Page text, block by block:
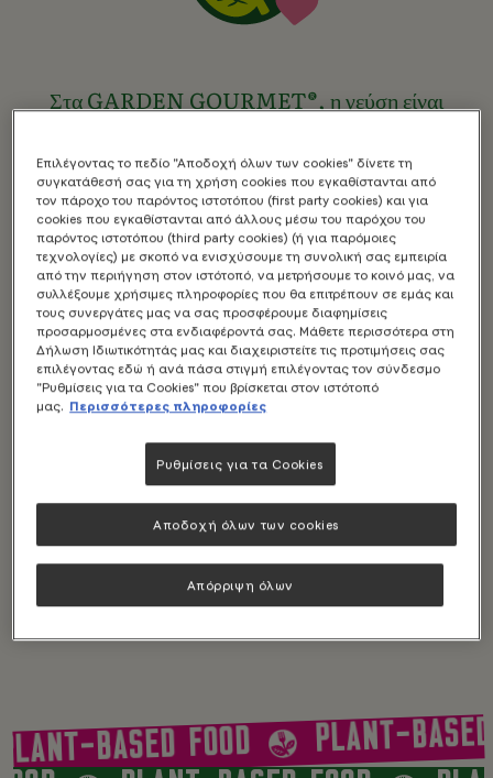
Στα GARDEN GOURMET®, η γεύση είναι
Η αγάπη μας για τα φυτά
γεννήθηκε από έναν κήπο το
1986, με το πάθος μας για
φαγητό βασισμένο σε φυτικά
συστατικά. Από τότε,
χρησιμοποιούμε την αγάπη
μας για τη φύση και το
νόστιμο φαγητό για να
μετατρέψουμε τα φυτά σε
vegan και vegetarian
επιλογές.
Δεν προσπαθούμε να
πείσουμε τους ανθρώπους να
αλλάξουν εντελώς τη
διατροφή τους. Θέλουμε
απλά να τους εμπνεύσουμε
με τα νόστιμα φυτικά
προϊόντα μας και την
BASED FOOD PLANT-BASED
Επιλέγοντας το πεδίο "Αποδοχή όλων των cookies" δίνετε τη
συγκατάθεσή σας για τη χρήση cookies που εγκαθίστανται από
τον πάροχο του παρόντος ιστοτόπου (first party cookies) και για
cookies που εγκαθίστανται από άλλους μέσω του παρόχου του
παρόντος ιστοτόπου (third party cookies) (ή για παρόμοιες
τεχνολογίες) με σκοπό να ενισχύσουμε τη συνολική σας εμπειρία
από την περιήγηση στον ιστότοπό, να μετρήσουμε το κοινό μας, να
συλλέξουμε χρήσιμες πληροφορίες που θα επιτρέπουν σε εμάς και
τους συνεργάτες μας να σας προσφέρουμε διαφημίσεις
προσαρμοσμένες στα ενδιαφέροντά σας. Μάθετε περισσότερα στη
Δήλωση Ιδιωτικότητάς μας και διαχειριστείτε τις προτιμήσεις σας
επιλέγοντας εδώ ή ανά πάσα στιγμή επιλέγοντας τον σύνδεσμο
"Ρυθμίσεις για τα Cookies" που βρίσκεται στον ιστότοπό
μας. Περισσότερες πληροφορίες
Ρυθμίσεις για τα Cookies
Απόρριψη όλων
Αποδοχή όλων των cookies